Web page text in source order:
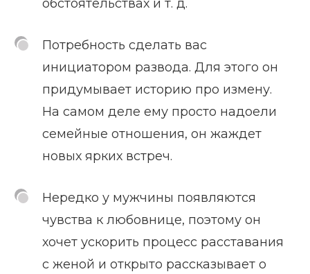
обстоятельствах и т. д.
Потребность сделать вас
инициатором развода. Для этого он
придумывает историю про измену.
На самом деле ему просто надоели
семейные отношения, он жаждет
новых ярких встреч.
Нередко у мужчины появляются
чувства к любовнице, поэтому он
хочет ускорить процесс расставания
с женой и открыто рассказывает о